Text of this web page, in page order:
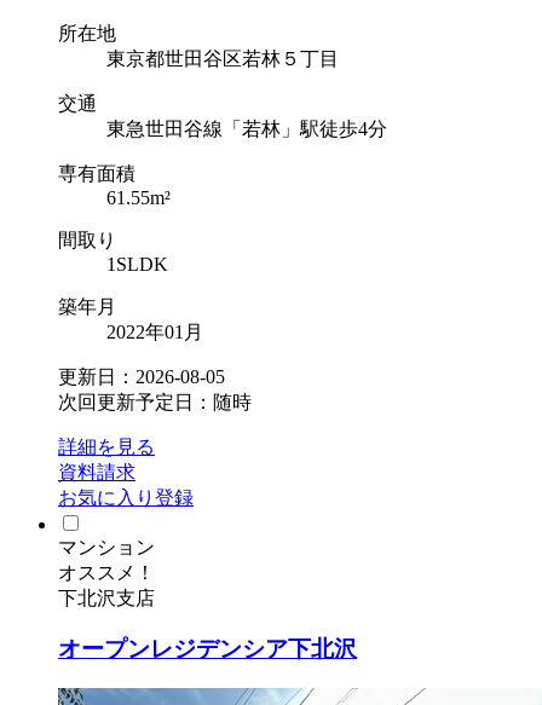
所在地
東京都世田谷区若林５丁目
交通
東急世田谷線「若林」駅徒歩4分
専有面積
61.55m²
間取り
1SLDK
築年月
2022年01月
更新日：2026-08-05
次回更新予定日：随時
詳細を見る
資料請求
お気に入り登録
マンション
オススメ！
下北沢支店
オープンレジデンシア下北沢